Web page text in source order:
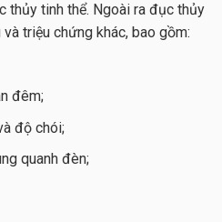
thủy tinh thể. Ngoài ra đục thủy
triệu chứng khác, bao gồm:
đêm;
độ chói;
quanh đèn;